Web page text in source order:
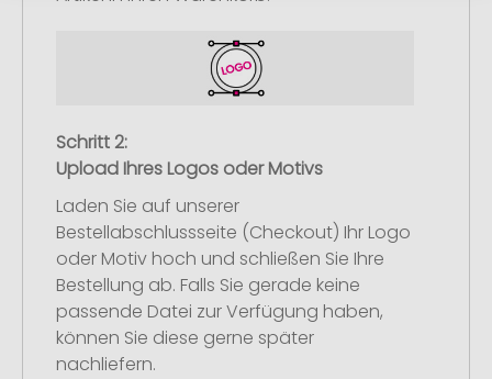
Schritt 2:
Upload Ihres Logos oder Motivs
Laden Sie auf unserer
Bestellabschlussseite (Checkout) Ihr Logo
oder Motiv hoch und schließen Sie Ihre
Bestellung ab. Falls Sie gerade keine
passende Datei zur Verfügung haben,
können Sie diese gerne später
nachliefern.